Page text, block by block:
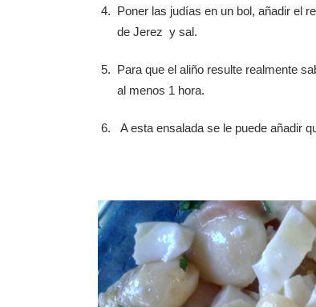
Poner las judías en un bol, añadir el
de Jerez y sal.
Para que el aliño resulte realmente
al menos 1 hora.
A esta ensalada se le puede añadir